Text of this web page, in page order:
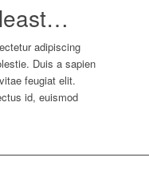
adipiscing
Duis a sapien
feugiat elit.
id, euismod